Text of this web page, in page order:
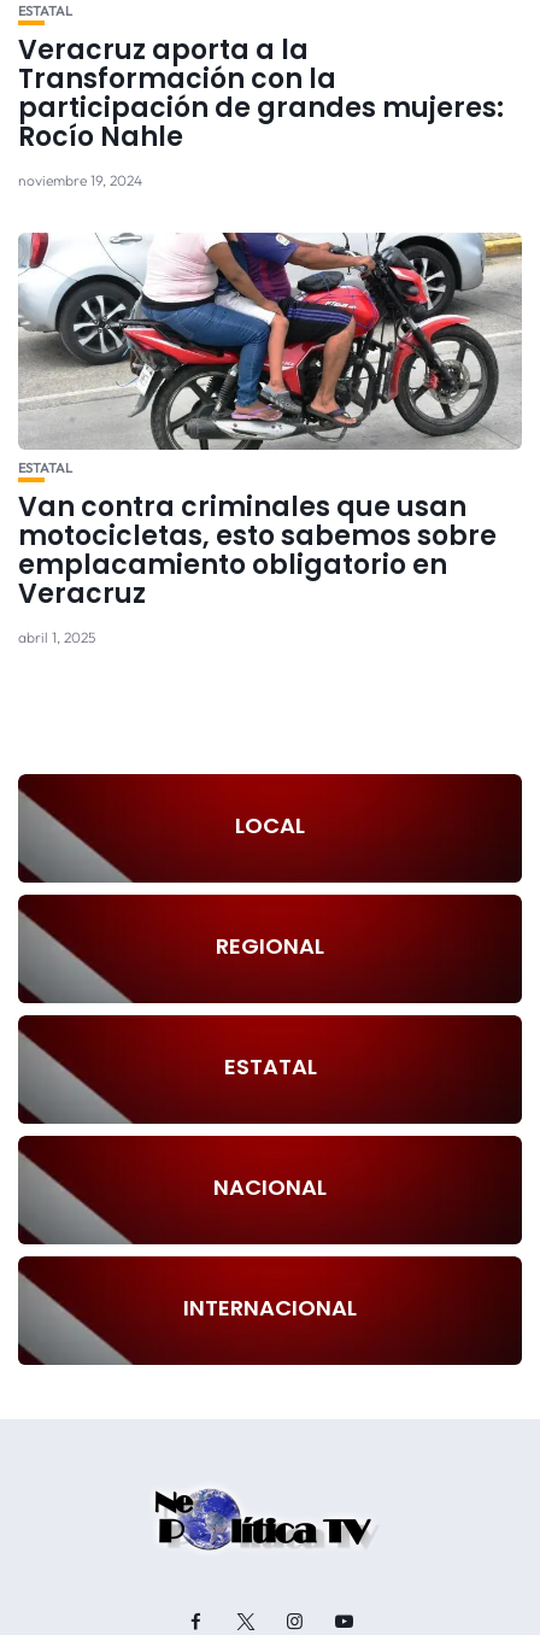
ESTATAL
Veracruz aporta a la
Transformación con la
participación de grandes mujeres:
Rocío Nahle
noviembre 19, 2024
ESTATAL
Van contra criminales que usan
motocicletas, esto sabemos sobre
emplacamiento obligatorio en
Veracruz
abril 1, 2025
LOCAL
REGIONAL
ESTATAL
NACIONAL
INTERNACIONAL